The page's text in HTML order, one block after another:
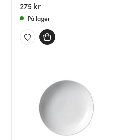
275 kr
På lager